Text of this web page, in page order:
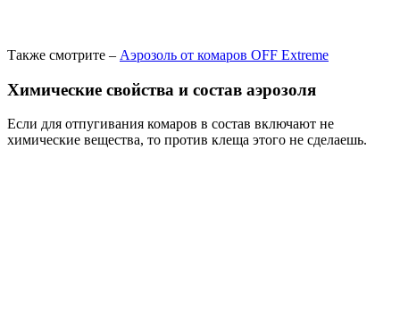
Также смотрите – Аэрозоль от комаров OFF Extreme
Химические свойства и состав аэрозоля
Если для отпугивания комаров в состав включают не
химические вещества, то против клеща этого не сделаешь.